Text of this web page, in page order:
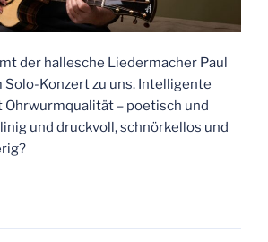
der hallesche Liedermacher Paul
Solo-Konzert zu uns. Intelligente
– poetisch und
und druckvoll, schnörkellos und